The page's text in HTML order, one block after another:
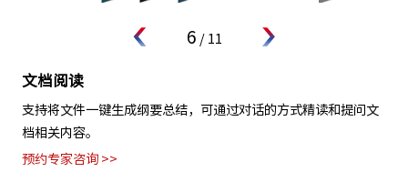
6 / 11
文档阅读
支持将文件一键生成纲要总结，可通过对话的方式精读和提问文
档相关内容。
预约专家咨询 >>